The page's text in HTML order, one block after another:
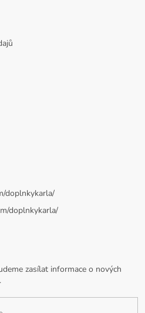
doplnkykarla/
doplnkykarla/
zasílat informace o nových